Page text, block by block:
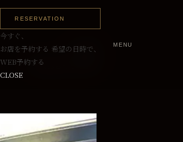
RESERVATION
今すぐ、
お店を予約する 希望の日時で、
WEB予約する
CLOSE
MENU
～12名
最大18名まで入室可